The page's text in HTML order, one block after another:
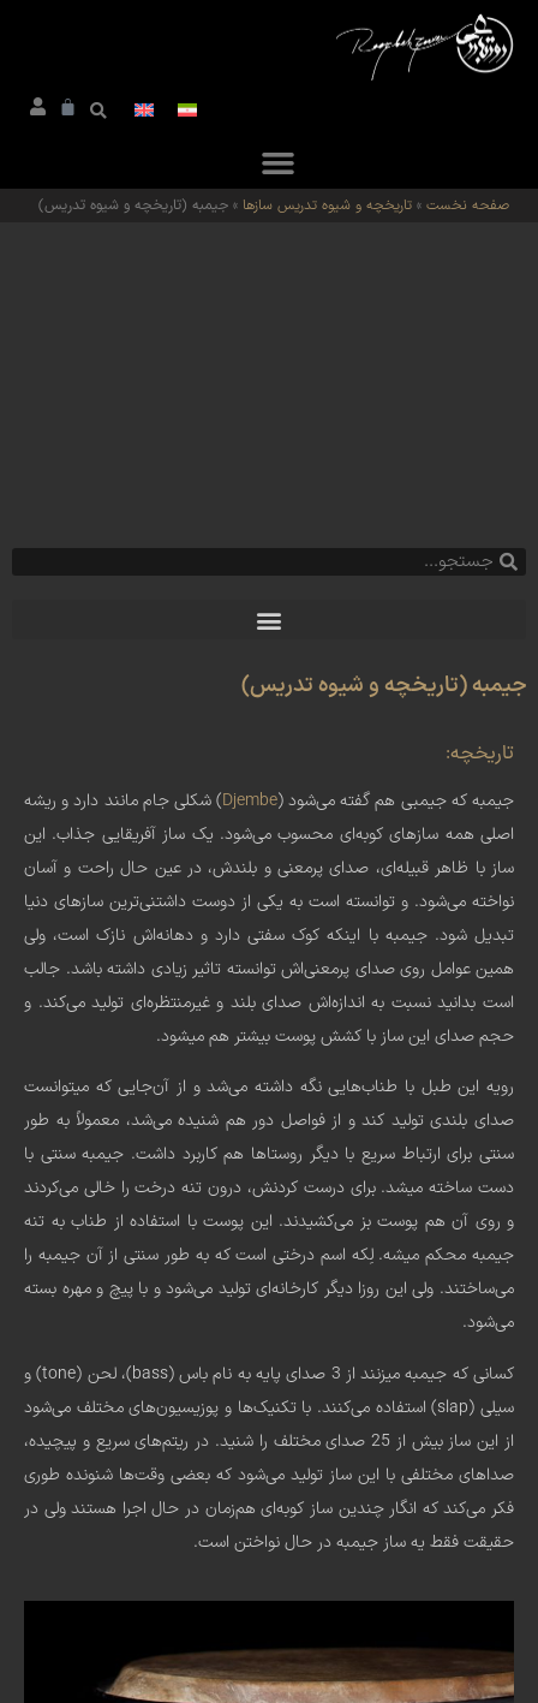
صفحه نخست » تاریخچه و شیوه تدریس سازها » جیمبه (تاریخچه و شیوه تدریس)
جیمبه (تاریخچه و شیوه تدریس)
تاریخچه:
جیمبه که جیمبی هم گفته می‌شود (Djembe) شکلی جام مانند دارد و ریشه
اصلی همه سازهای کوبه‌ای محسوب می‌شود. یک ساز آفریقایی جذاب. این
ساز با ظاهر قبیله‌ای، صدای پرمعنی و بلندش، در عین حال راحت و آسان
نواخته می‌شود. و توانسته است به یکی از دوست داشتنی‌ترین سازهای دنیا
تبدیل شود. جیمبه با اینکه کوک سفتی دارد و دهانه‌اش نازک است، ولی
همین عوامل روی صدای پرمعنی‌اش توانسته تاثیر زیادی داشته باشد. جالب
است بدانید نسبت به اندازه‌اش صدای بلند و غیرمنتظره‌ای تولید می‌کند. و
حجم صدای این ساز با کشش پوست بیشتر هم میشود.
رویه‌ این طبل با طناب‌هایی نگه داشته می‌شد و از آن‌جایی که میتوانست
صدای بلندی تولید کند و از فواصل دور هم شنیده می‌شد، معمولاً به طور
سنتی برای ارتباط سریع با دیگر روستاها هم کاربرد داشت. جیمبه سنتی با
دست ساخته میشد. برای درست کردنش، درون تنه درخت را خالی می‌کردند
و روی آن هم پوست بز می‌کشیدند. این پوست با استفاده از طناب به تنه
جیمبه محکم میشه. لِکه اسم درختی است که به طور سنتی از آن جیمبه را
می‌ساختند. ولی این روزا دیگر کارخانه‌ای تولید می‌شود و با پیچ و مهره بسته
می‌شود.
کسانی که جیمبه میزنند از 3 صدای پایه به نام باس (bass)، لحن (tone) و
سیلی (slap) استفاده می‌کنند. با تکنیک‌ها و پوزیسیون‌های مختلف می‌شود
از این ساز بیش از 25 صدای مختلف را شنید. در ریتم‌های سریع و پیچیده،
صداهای مختلفی با این ساز تولید می‌شود که بعضی وقت‌ها شنونده طوری
فکر می‌کند که انگار چندین ساز کوبه‌ای هم‌زمان در حال اجرا هستند ولی در
حقیقت فقط یه ساز جیمبه در حال نواختن است.